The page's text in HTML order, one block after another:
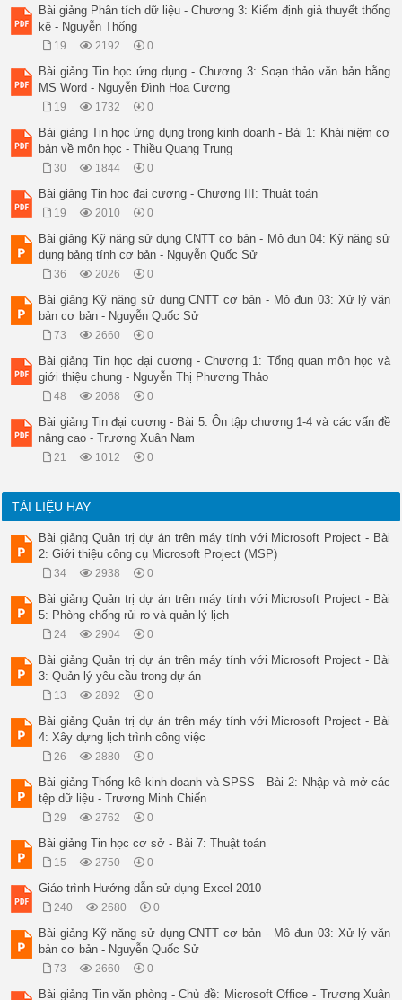
 Các cấu trúc lặp:
 while do
 for
 do while
Trương Xuân Nam - Khoa CNTT 5
3.1 Đặt vấn đề
 3 cấu trúc cơ bản của xử lý máy tính:
 Tuần tự Đã học trong bài vừa xong
 Lặp Chương 3
 Lựa chọn Chương 4
 Nhiều thuật toán trong cuộc sống về bản chất
đã có tính lặp:
 Tính tổng dãy số
 Các phương pháp tính xấp xỉ
 Các phương pháp thử sai
Trương Xuân Nam - Khoa CNTT 6
3.1 Đặt vấn đề
 Một số bài toán giản đơn có thể giải
nhiên có nhiều bật cập:
 Chương trình dài, nhàm chán
 Không thể tổng quát hóa
Bài 3: Vòng lặp
 Đặt vấn đề
 Cách giải quyết bằng vòng lặp
 Các cấu trúc lặp:
 while do
 for
3.2 Cách giải quyết bằng vòng
lặp
 Sử dụng điều kiện dừng
 Sử dụng biến đếm (bản chất là một điều
kiện dừng đặc biệt)
bằng tuần tự:
 Chương trình gắn ngọn
 Tổng quát hóa cao
0 tong=0+1 1
1 tong=1+2 2
3 tong=3+3 3
10 tong=10+5 5
15 tong=15+6 6
Ví dụ 1
dòng
Trương Xuân Nam - Khoa CNTT 10
Ví dụ 2
dòng
Trương Xuân Nam - Khoa CNTT 11
Tính tổng các số từ 1 đến n
Trương Xuân Nam - Khoa CNTT 12
Nhập n và tính n!
Trương Xuân Nam - Khoa CNTT 13
Trương Xuân Nam - Khoa CNTT 14
Bài giảng Phân tích dữ liệu - Chương 3: Kiểm định giả thuyết thống
kê - Nguyễn Thống
19 2192 0
Bài giảng Tin học ứng dụng - Chương 3: Soạn thảo văn bản bằng
MS Word - Nguyễn Đình Hoa Cương
19 1732 0
Bài giảng Tin học ứng dụng trong kinh doanh‎ - Bài 1: Khái niệm cơ
bản về môn học - Thiều Quang Trung
30 1844 0
Bài giảng Tin học đại cương - Chương III: Thuật toán
19 2010 0
Bài giảng Kỹ năng sử dụng CNTT cơ bản - Mô đun 04: Kỹ năng sử
dụng bảng tính cơ bản - Nguyễn Quốc Sử
36 2026 0
Bài giảng Kỹ năng sử dụng CNTT cơ bản - Mô đun 03: Xử lý văn
bản cơ bản - Nguyễn Quốc Sử
73 2660 0
Bài giảng Tin học đại cương - Chương 1: Tổng quan môn học và
giới thiệu chung - Nguyễn Thị Phương Thảo
48 2068 0
Bài giảng Tin đại cương - Bài 5: Ôn tập chương 1-4 và các vấn đề
nâng cao - Trương Xuân Nam
21 1012 0
TÀI LIỆU HAY
Bài giảng Quản trị dự án trên máy tính với Microsoft Project - Bài
2: Giới thiệu công cụ Microsoft Project (MSP)
34 2938 0
Bài giảng Quản trị dự án trên máy tính với Microsoft Project - Bài
5: Phòng chống rủi ro và quản lý lịch
24 2904 0
Bài giảng Quản trị dự án trên máy tính với Microsoft Project - Bài
3: Quản lý yêu cầu trong dự án
13 2892 0
Bài giảng Quản trị dự án trên máy tính với Microsoft Project - Bài
4: Xây dựng lịch trình công việc
26 2880 0
Bài giảng Thống kê kinh doanh và SPSS - Bài 2: Nhập và mở các
tệp dữ liệu - Trương Minh Chiến
29 2762 0
Bài giảng Tin học cơ sở - Bài 7: Thuật toán
15 2750 0
Giáo trình Hướng dẫn sử dụng Excel 2010
240 2680 0
Bài giảng Kỹ năng sử dụng CNTT cơ bản - Mô đun 03: Xử lý văn
bản cơ bản - Nguyễn Quốc Sử
73 2660 0
Bài giảng Tin văn phòng - Chủ đề: Microsoft Office - Trương Xuân